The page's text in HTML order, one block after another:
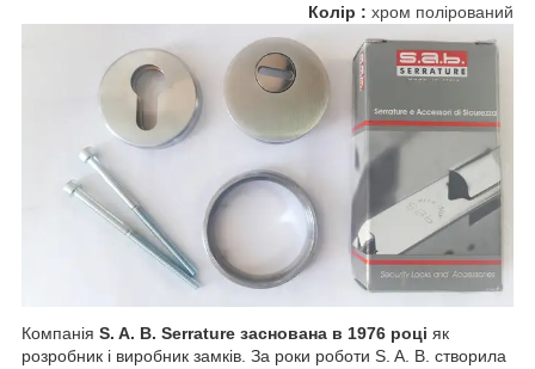
Колір : хром полірований
Компанія S. A. B. Serrature заснована в 1976 році як
розробник і виробник замків. За роки роботи S. A. B. створила